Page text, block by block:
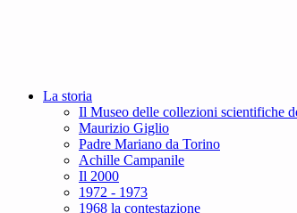
La storia
Il Museo delle collezioni scientifiche
Maurizio Giglio
Padre Mariano da Torino
Achille Campanile
Il 2000
1972 - 1973
1968 la contestazione